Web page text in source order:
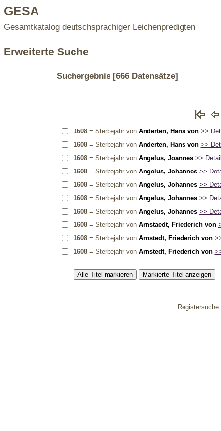
GESA
Gesamtkatalog deutschsprachiger Leichenpredigten
Erweiterte Suche
Suchergebnis[666 Datensätze]
1608= Sterbejahr von Anderten, Hans von >>
1608= Sterbejahr von Anderten, Hans von >>
1608= Sterbejahr von Angelus, Joannes >>
1608= Sterbejahr von Angelus, Johannes >>
1608= Sterbejahr von Angelus, Johannes >>
1608= Sterbejahr von Angelus, Johannes >>
1608= Sterbejahr von Angelus, Johannes >>
1608= Sterbejahr von Arnstaedt, Friederich von
1608= Sterbejahr von Arnstedt, Friederich von
1608= Sterbejahr von Arnstedt, Friederich von
Registersuche